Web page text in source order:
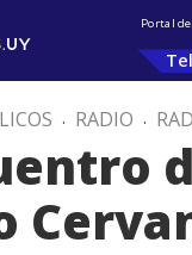
Portal
. RADIO .